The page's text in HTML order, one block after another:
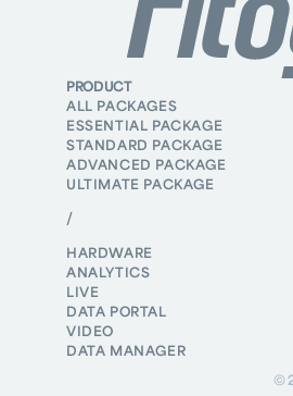
PRODUCT
ALL PACKAGES
ESSENTIAL PACKAGE
STANDARD PACKAGE
ADVANCED PACKAGE
ULTIMATE PACKAGE
/
HARDWARE
ANALYTICS
LIVE
DATA PORTAL
VIDEO
DATA MANAGER
©